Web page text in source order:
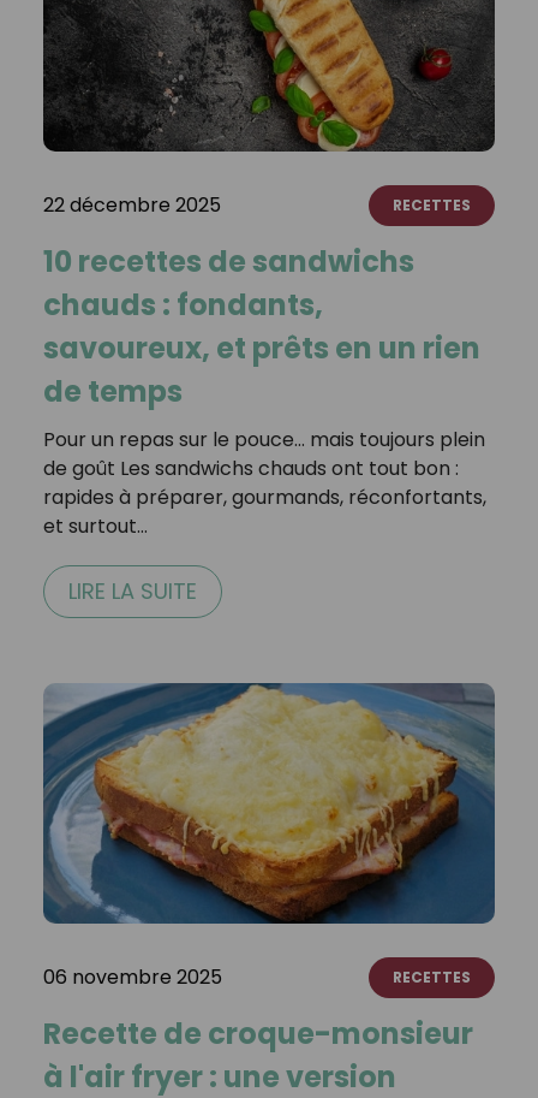
22 décembre 2025 RECETTES
10 recettes de sandwichs
chauds : fondants,
savoureux, et prêts en un rien
de temps
Pour un repas sur le pouce… mais toujours plein
de goût Les sandwichs chauds ont tout bon :
rapides à préparer, gourmands, réconfortants,
et surtout…
LIRE LA SUITE
06 novembre 2025 RECETTES
Recette de croque-monsieur
à l'air fryer : une version